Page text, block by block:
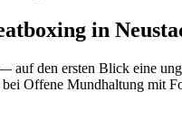
in
auf den ersten Blick eine
Offene Mundhaltung mit